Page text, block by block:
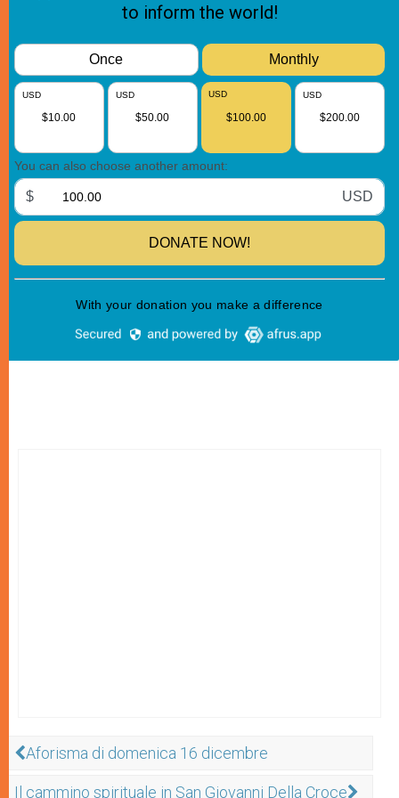
Aforisma di domenica 16 dicembre
Il cammino spirituale in San Giovanni Della Croce